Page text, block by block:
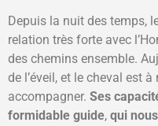
Depuis la nuit des temps,
relation très forte avec
des chemins ensemble.
de l’éveil, et le cheval est
accompagner. Ses
formidable guide, qui